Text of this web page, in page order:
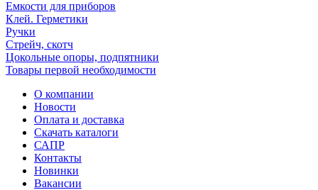
Емкости для приборов
Клей. Герметики
Ручки
Стрейч, скотч
Цокольные опоры, подпятники
Товары первой необходимости
О компании
Новости
Оплата и доставка
Скачать каталоги
САПР
Контакты
Новинки
Вакансии